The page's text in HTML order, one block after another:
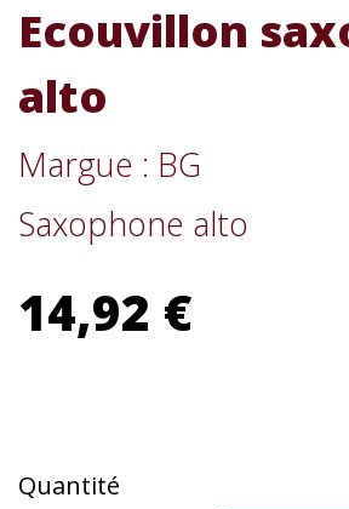
Ecouvillon
alto
Margue : BG
Saxophone alto
14,92 €
Quantité